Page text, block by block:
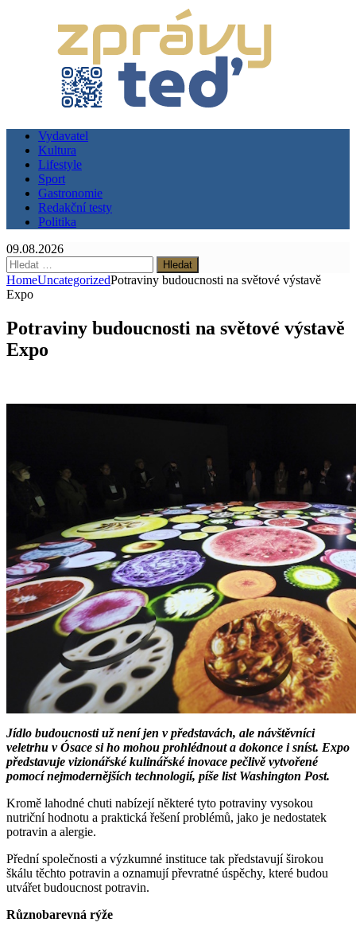
Vydavatel
Kultura
Lifestyle
Sport
Gastronomie
Redakční testy
Politika
09.08.2026
Vyhledávání
HomeUncategorizedPotraviny budoucnosti na světové výstavě
Expo
Potraviny budoucnosti na světové výstavě
Expo
Jídlo budoucnosti už není jen v představách, ale návštěvníci
veletrhu v Ósace si ho mohou prohlédnout a dokonce i sníst. Expo
představuje vizionářské kulinářské inovace pečlivě vytvořené
pomocí nejmodernějších technologií, píše list Washington Post.
Kromě lahodné chuti nabízejí některé tyto potraviny vysokou
nutriční hodnotu a praktická řešení problémů, jako je nedostatek
potravin a alergie.
Přední společnosti a výzkumné instituce tak představují širokou
škálu těchto potravin a oznamují převratné úspěchy, které budou
utvářet budoucnost potravin.
Různobarevná rýže